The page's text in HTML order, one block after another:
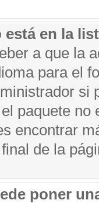
está en la
a que la
para el
si
paquete
encontrar
de la
poner